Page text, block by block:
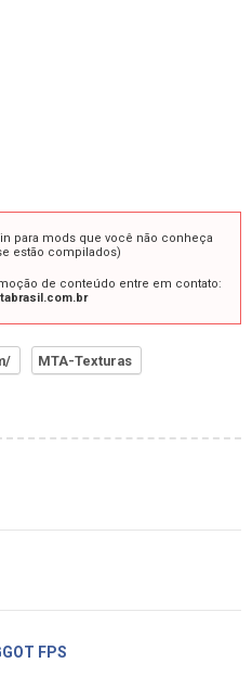
para mods que você não conheça
estão compilados)
de conteúdo entre em contato:
MTA-Texturas
FPS